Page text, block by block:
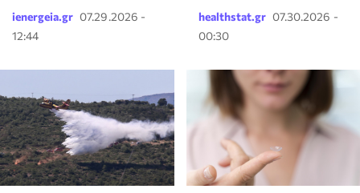
ienergeia.gr 07.29.2026 -
12:44
healthstat.gr 07.30.2026 -
00:30